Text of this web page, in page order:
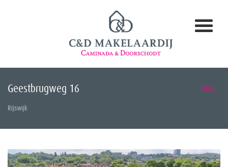
Geestbrugweg 16
Rijswijk
Terug